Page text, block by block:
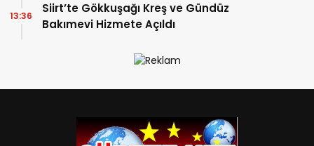
Siirt’te Gökkuşağı Kreş ve Gündüz
Bakımevi Hizmete Açıldı
13:36